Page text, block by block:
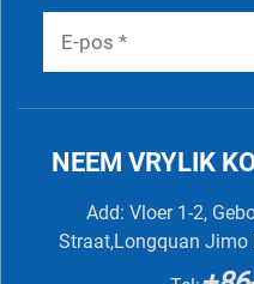
NEEM VRYLIK
Add: Vloer 1-2,
Straat,Longquan Jimo